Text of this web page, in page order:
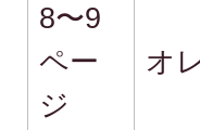
8〜9
ペー
ジ
オ